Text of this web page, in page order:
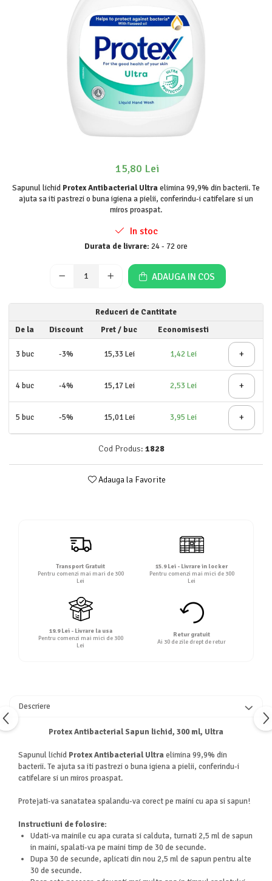
Soluții anticalcar, piatră și rugină
Detergenți diverse suprafețe
Sticlă și ferestre
Covoare și tapițerii
Lemn și parchet
Înălbitor și îndepărtare pete
întreținere țesături
Odorizanți
Produse pentru ras
Apă micelară
Demachiant
15,80 Lei
Sapunul lichid Protex Antibacterial Ultraelimina 99,9% din bacterii. Te
ajuta sa iti pastrezi o buna igiena a pielii, conferindu-i catifelare si un
miros proaspat.
In stoc
Durata de livrare: 24 - 72 ore
ADAUGA IN COS
Reduceri de Cantitate
De la
Discount Pret/ buc Economisesti
3 buc -3% 15,33 Lei 1,42 Lei +
4buc -4% 15,17 Lei 2,53 Lei +
5 buc -5% 15,01 Lei 3,95 Lei +
Cod Produs: 1828
Adauga la Favorite
Transport Gratuit
Pentru comenzi mai mari de 300
Lei
15.9 Lei - Livrare in locker
Pentru comenzi mai mici de 300
Lei
19.9 Lei - Livrare la usa
Pentru comenzi mai mici de 300
Lei
Retur gratuit
Ai 30 de zile drept de retur
Descriere
Protex Antibacterial Sapun lichid, 300 ml, Ultra
Sapunul lichid Protex Antibacterial Ultra elimina 99,9% din
bacterii. Te ajuta sa iti pastrezi o buna igiena a pielii, conferindu-i
catifelare si un miros proaspat.
Protejati-va sanatatea spalandu-va corect pe maini cu apa si sapun!
Instructiuni de folosire:
Udati-va mainile cu apa curata si calduta, turnati 2,5 ml de sapun
in maini, spalati-va pe maini timp de 30 de secunde.
Dupa 30 de secunde, aplicati din nou 2,5 ml de sapun pentru alte
30 de secunde.